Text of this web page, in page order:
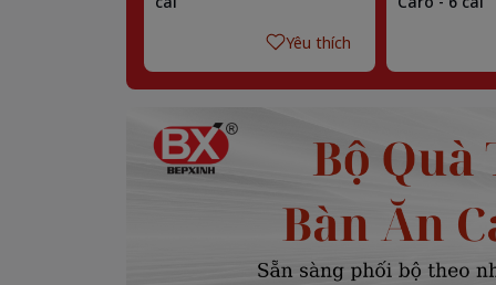
Yêu thích